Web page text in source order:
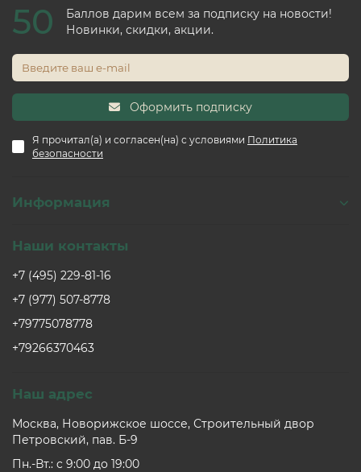
50
Баллов дарим всем за подписку на новости!
Новинки, скидки, акции.
Оформить подписку
Я прочитал(а) и согласен(на) с условиями Политика
безопасности
Информация
Наши контакты
+7 (495) 229-81-16
+7 (977) 507-8778
+79775078778
+79266370463
Наш адрес
Москва, Новорижское шоссе, Строительный двор
Петровский, пав. Б-9
Пн.-Вт.: c 9:00 до 19:00